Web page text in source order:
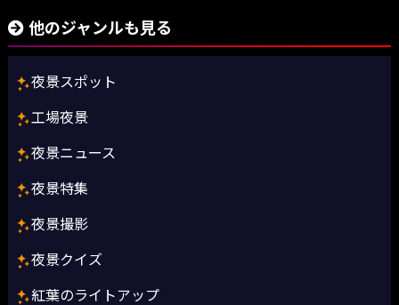
他のジャンルも見る
夜景スポット
工場夜景
夜景ニュース
夜景特集
夜景撮影
夜景クイズ
紅葉のライトアップ